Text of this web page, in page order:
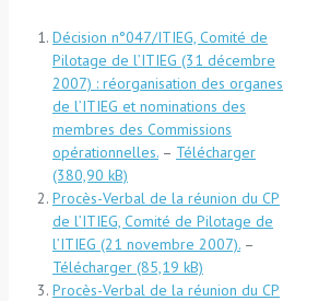
Décision n°047/ITIEG, Comité de
Pilotage de l’ITIEG (31 décembre
2007) : réorganisation des organes
de l’ITIEG et nominations des
membres des Commissions
opérationnelles. – Télécharger
Procès-Verbal de la réunion du CP
de l’ITIEG, Comité de Pilotage de
l’ITIEG (21 novembre 2007). –
Télécharger
Procès-Verbal de la réunion du CP